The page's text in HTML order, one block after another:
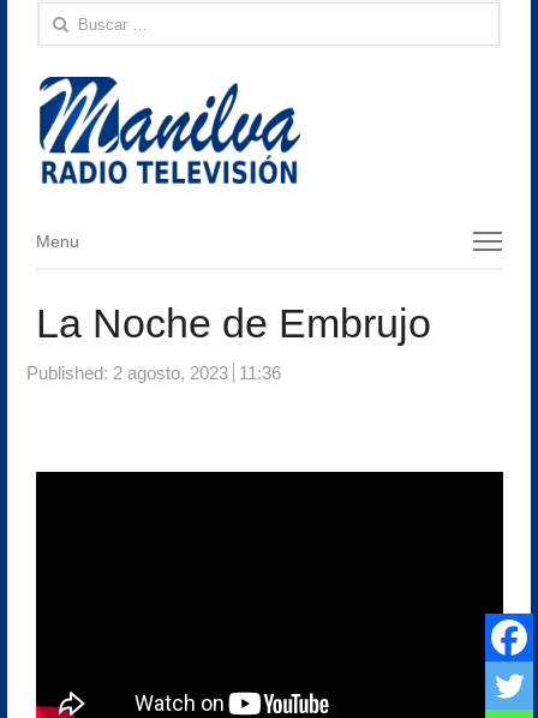
Buscar:
Menu
Menu
La Noche de Embrujo
Published: 2 agosto, 2023 11:36